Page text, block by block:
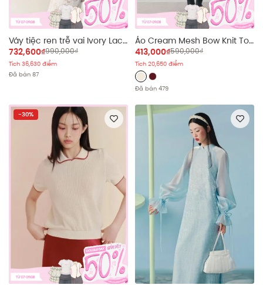
Váy tiệc ren trễ vai Ivory Lace
Off Shoulder Layered Maxi
Dress
732,600₫990,000₫
Tích 36,630 điểm
Đã bán 87
Áo Cream Mesh Bow Knit Top
nhiều màu
413,000₫590,000₫
Tích 20,650 điểm
Đã bán 479
-30%